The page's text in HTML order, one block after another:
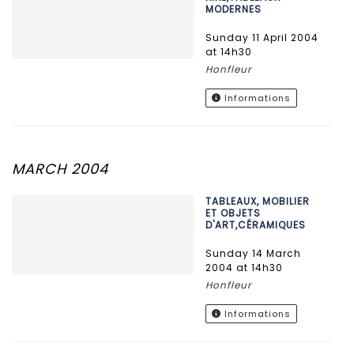
MODERNES
Sunday 11 April 2004
at 14h30
Honfleur
Informations
MARCH 2004
TABLEAUX, MOBILIER
ET OBJETS
D'ART,CÉRAMIQUES
Sunday 14 March
2004 at 14h30
Honfleur
Informations